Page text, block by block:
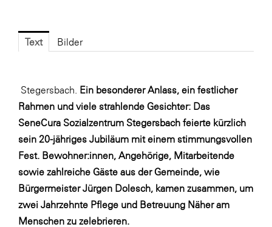
FV Energierohstoff & Kraftstoff
Gas Connect Austria
GBV - Verband gemeinnütziger
Bauvereinigungen
Getzner Werkstoffe
Heimat Österreich
ikp
Johnson & Johnson
Text Bilder
Stegersbach. Ein besonderer Anlass, ein festlicher
Rahmen und viele strahlende Gesichter: Das
SeneCura Sozialzentrum Stegersbach feierte kürzlich
sein 20-jähriges Jubiläum mit einem stimmungsvollen
Fest. Bewohner:innen, Angehörige, Mitarbeitende
sowie zahlreiche Gäste aus der Gemeinde, wie
Bürgermeister Jürgen Dolesch, kamen zusammen, um
zwei Jahrzehnte Pflege und Betreuung Näher am
Menschen zu zelebrieren.